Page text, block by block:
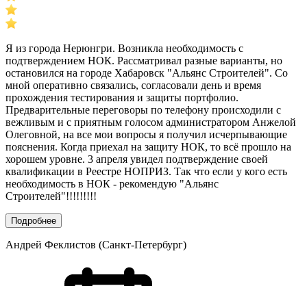
Я из города Нерюнгри. Возникла необходимость с
подтверждением НОК. Рассматривал разные варианты, но
остановился на городе Хабаровск "Альянс Строителей". Со
мной оперативно связались, согласовали день и время
прохождения тестирования и защиты портфолио.
Предварительные переговоры по телефону происходили с
вежливым и с приятным голосом администратором Анжелой
Олеговной, на все мои вопросы я получил исчерпывающие
пояснения. Когда приехал на защиту НОК, то всё прошло на
хорошем уровне. 3 апреля увидел подтверждение своей
квалификации в Реестре НОПРИЗ. Так что если у кого есть
необходимость в НОК - рекомендую "Альянс
Строителей"!!!!!!!!!
Подробнее
Андрей Феклистов (Санкт-Петербург)